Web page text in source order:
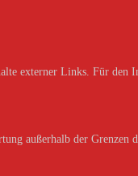
externer Links. Für den
außerhalb der